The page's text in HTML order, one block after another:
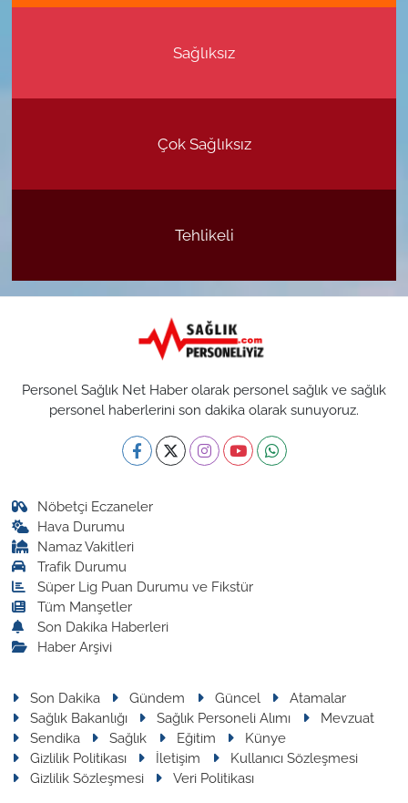
Sağlıksız
Çok Sağlıksız
Tehlikeli
Personel Sağlık Net Haber olarak personel sağlık ve sağlık
personel haberlerini son dakika olarak sunuyoruz.
Nöbetçi Eczaneler
Hava Durumu
Namaz Vakitleri
Trafik Durumu
Süper Lig Puan Durumu ve Fikstür
Tüm Manşetler
Son Dakika Haberleri
Haber Arşivi
Son Dakika Gündem Güncel
Atamalar
Sağlık Bakanlığı
Sağlık Personeli Alımı
Mevzuat
Sendika
Sağlık Eğitim
Künye
Gizlilik Politikası
İletişim
Kullanıcı Sözleşmesi
Gizlilik Sözleşmesi
Veri Politikası